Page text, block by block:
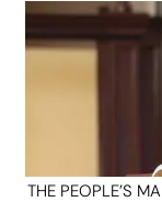
THE PEOPLE’S